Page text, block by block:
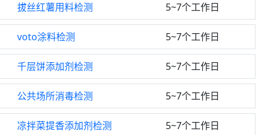
拔丝红薯用料检测 5~7个工作日
voto涂料检测 5~7个工作日
千层饼添加剂检测 5~7个工作日
公共场所消毒检测 5~7个工作日
凉拌菜提香添加剂检测 5~7个工作日